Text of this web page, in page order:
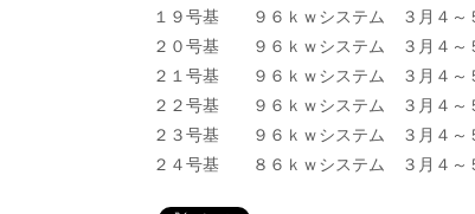
１９号基 ９６ｋｗシステム ３月４～
２０号基 ９６ｋｗシステム ３月４～
２１号基 ９６ｋｗシステム ３月４～
２２号基 ９６ｋｗシステム ３月４～
２３号基 ９６ｋｗシステム ３月４～
２４号基 ８６ｋｗシステム ３月４～